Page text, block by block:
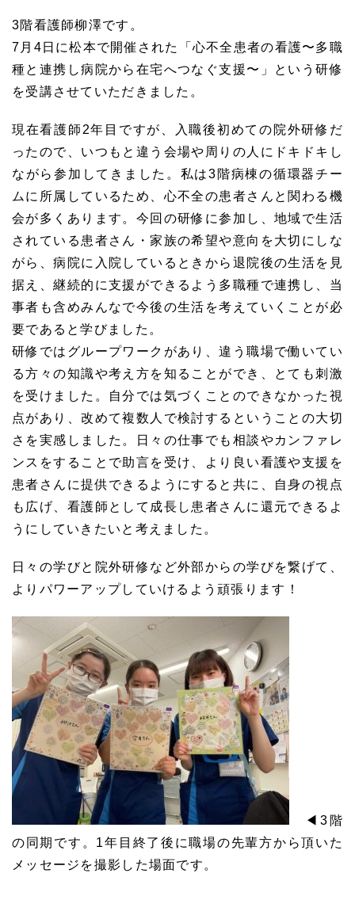
3階看護師柳澤です。
7月4日に松本で開催された「心不全患者の看護〜多職
種と連携し病院から在宅へつなぐ支援〜」という研修
を受講させていただきました。
現在看護師2年目ですが、入職後初めての院外研修だ
ったので、いつもと違う会場や周りの人にドキドキし
ながら参加してきました。私は3階病棟の循環器チー
ムに所属しているため、心不全の患者さんと関わる機
会が多くあります。今回の研修に参加し、地域で生活
されている患者さん・家族の希望や意向を大切にしな
がら、病院に入院しているときから退院後の生活を見
据え、継続的に支援ができるよう多職種で連携し、当
事者も含めみんなで今後の生活を考えていくことが必
要であると学びました。
研修ではグループワークがあり、違う職場で働いてい
る方々の知識や考え方を知ることができ、とても刺激
を受けました。自分では気づくことのできなかった視
点があり、改めて複数人で検討するということの大切
さを実感しました。日々の仕事でも相談やカンファレ
ンスをすることで助言を受け、より良い看護や支援を
患者さんに提供できるようにすると共に、自身の視点
も広げ、看護師として成長し患者さんに還元できるよ
うにしていきたいと考えました。
日々の学びと院外研修など外部からの学びを繋げて、
よりパワーアップしていけるよう頑張ります！
◀3階
の同期です。1年目終了後に職場の先輩方から頂いた
メッセージを撮影した場面です。